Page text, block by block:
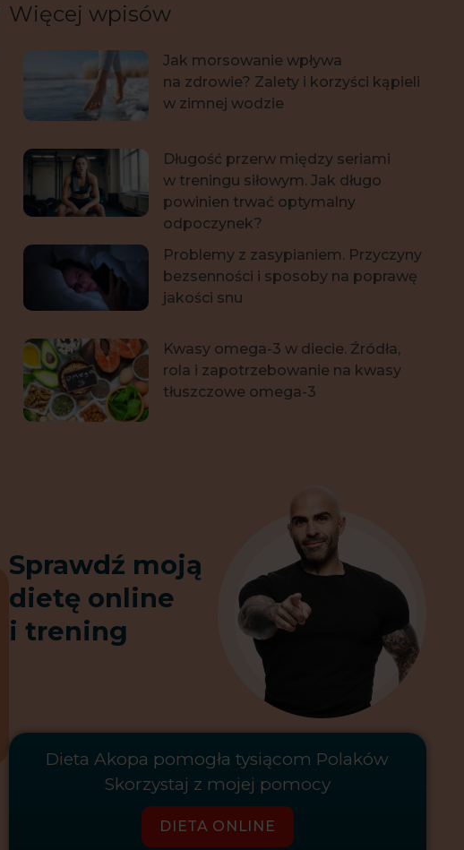
Więcej wpisów
Jak morsowanie wpływa
na zdrowie? Zalety i korzyści kąpieli
w zimnej wodzie
Długość przerw między seriami
w treningu siłowym. Jak długo
powinien trwać optymalny
odpoczynek?
Problemy z zasypianiem. Przyczyny
bezsenności i sposoby na poprawę
jakości snu
Kwasy omega-3 w diecie. Źródła,
rola i zapotrzebowanie na kwasy
tłuszczowe omega-3
Sprawdź moją
dietę online
i trening
Dieta Akopa pomogła tysiącom Polaków
Skorzystaj z mojej pomocy
DIETA ONLINE